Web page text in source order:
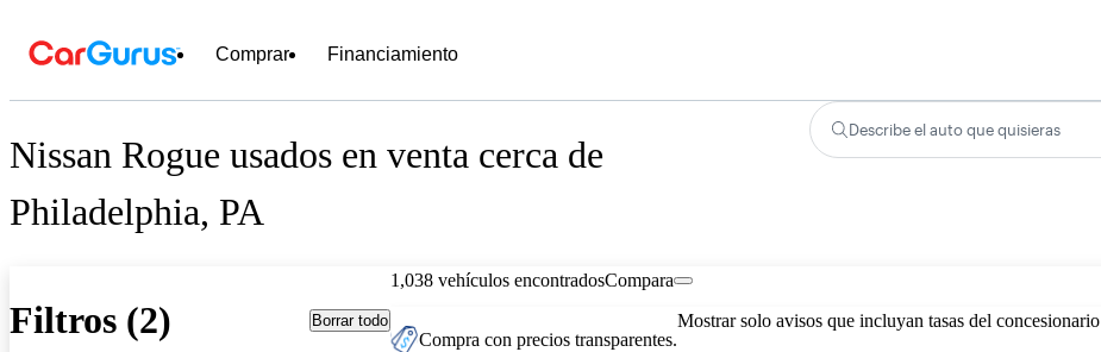
Comprar Financiamiento
Nissan Rogue usados en venta cerca de
Philadelphia, PA
Describe el auto que quisieras
Filtros (2) Borrar todo
1,038 vehículos encontradosCompara
Compra con precios transparentes.
Mostrar solo avisos que incluyan tasas del concesionario